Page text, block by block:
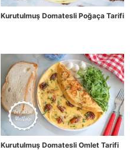
Kurutulmuş Domatesli Poğaça Tarifi
Kurutulmuş Domatesli Omlet Tarifi